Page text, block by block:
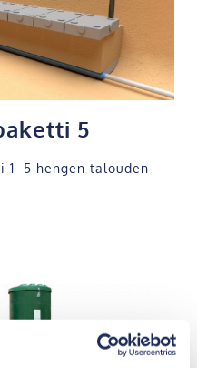
5
hengen talouden